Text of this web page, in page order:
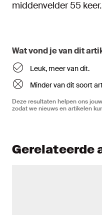
middenvelder 55
Wat vond je van dit
Leuk, meer van dit.
Minder van dit soort
Deze resultaten helpen ons
zodat we nieuws en artikelen
Gerelateerde